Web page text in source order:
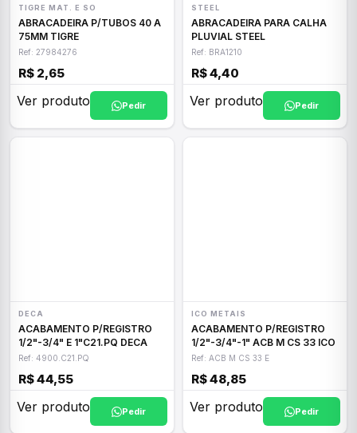
TIGRE MAT. E SO
ABRACADEIRA P/TUBOS 40 A
75MM TIGRE
Ref: 27984276
R$ 2,65
Ver produto Pedir
STEEL
ABRACADEIRA PARA CALHA
PLUVIAL STEEL
Ref: BRA1210
R$ 4,40
Ver produto Pedir
DECA
ACABAMENTO P/REGISTRO
1/2"-3/4" E 1"C21.PQ DECA
Ref: 4900.C21.PQ
R$ 44,55
Ver produto Pedir
ICO METAIS
ACABAMENTO P/REGISTRO
1/2"-3/4"-1" ACB M CS 33 ICO
Ref: ACB M CS 33 E
R$ 48,85
Ver produto Pedir